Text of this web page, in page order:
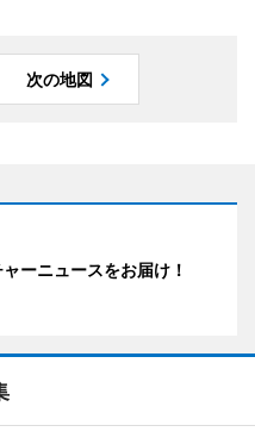
次の地図
ーニュースをお届け！